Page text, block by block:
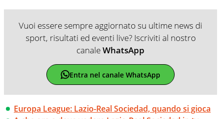
Vuoi essere sempre aggiornato su ultime news di
sport, risultati ed eventi live? Iscriviti al nostro
canaleWhatsApp
Entra nel canale WhatsApp
Europa League: Lazio-Real Sociedad, quando si gioca